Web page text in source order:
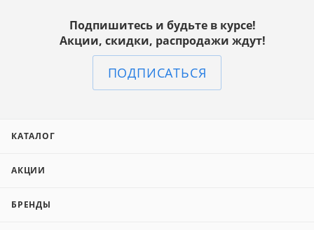
Подпишитесь и будьте в курсе!
Акции, скидки, распродажи ждут!
ПОДПИСАТЬСЯ
КАТАЛОГ
АКЦИИ
БРЕНДЫ